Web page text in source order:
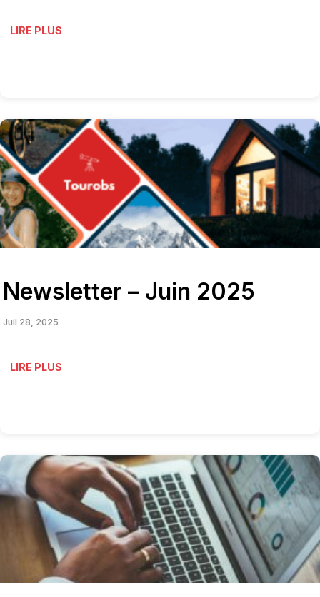
LIRE PLUS
Newsletter – Juin 2025
Juil 28, 2025
LIRE PLUS